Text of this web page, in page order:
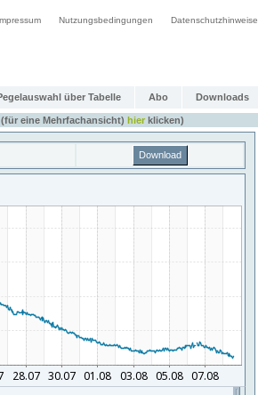
Nutzungsbedingungen Datenschutzhinweise
über Tabelle Abo Downloads
eine Mehrfachansicht) hierklicken)
Download